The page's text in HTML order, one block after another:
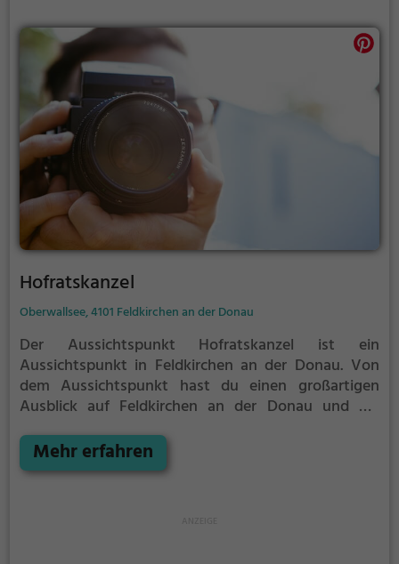
Hofratskanzel
Oberwallsee, 4101 Feldkirchen an der Donau
Der Aussichtspunkt Hofratskanzel ist ein
Aussichtspunkt in Feldkirchen an der Donau. Von
dem Aussichtspunkt hast du einen großartigen
Ausblick auf Feldkirchen an der Donau und die
Hofratskanzel ein schönes Ausflugsziel für
Familienausflüge, Wanderungen oder zum
Mehr erfahren